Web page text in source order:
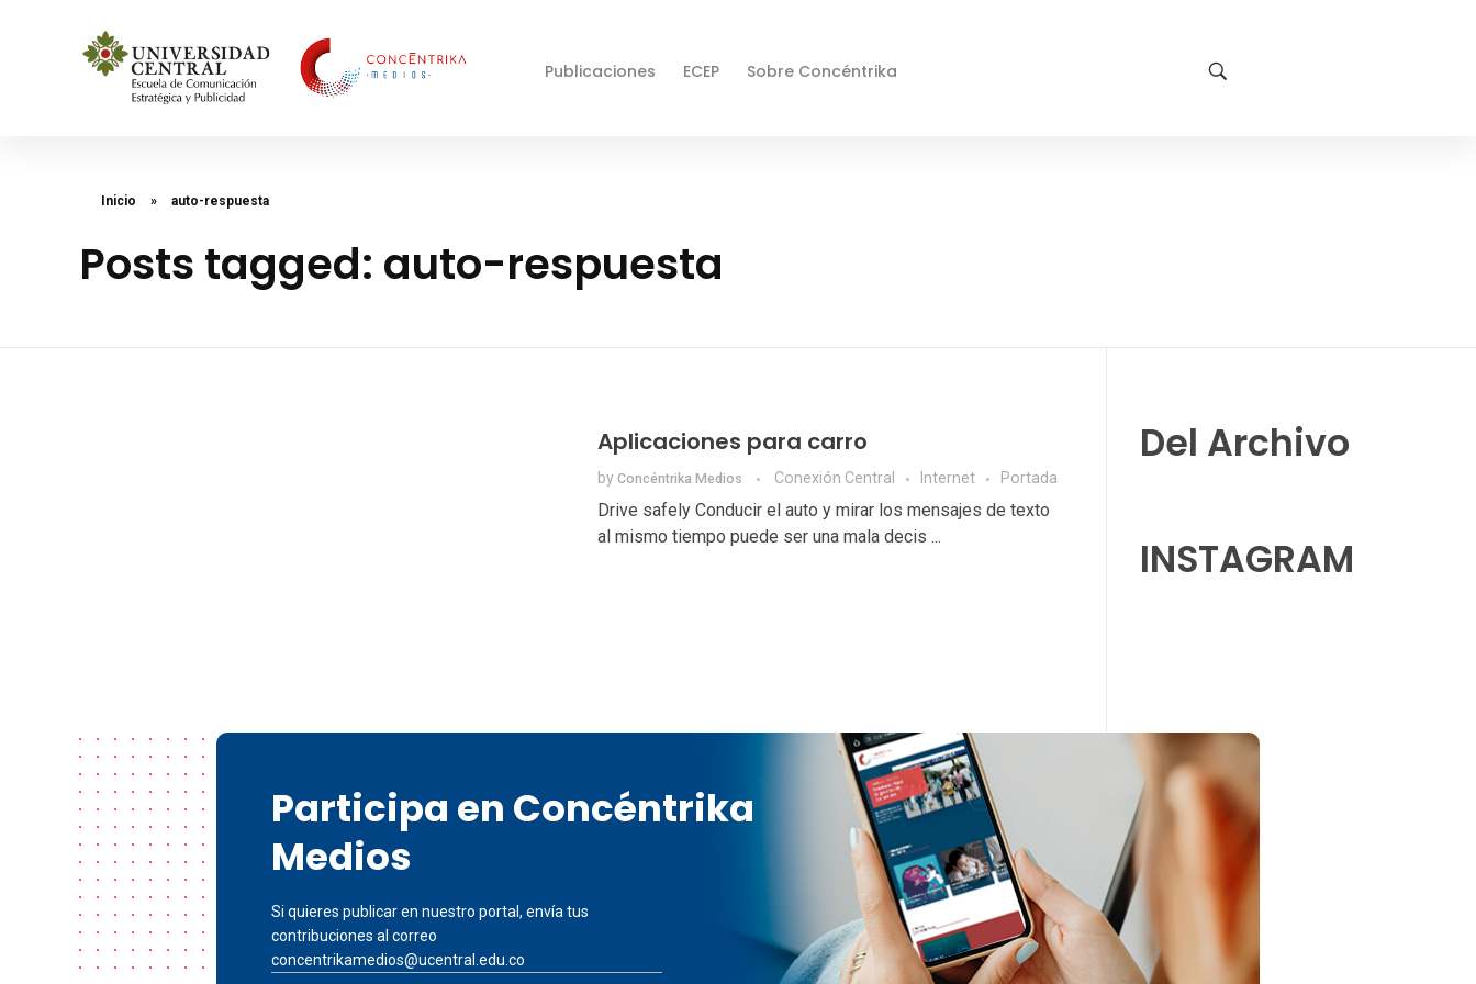
Publicaciones ECEP Sobre Concéntrika
Inicio » auto-respuesta
Posts tagged: auto-respuesta
Aplicaciones para carro
by Concéntrika Medios Conexión Central Internet Portada
Drive safely Conducir el auto y mirar los mensajes de texto
al mismo tiempo puede ser una mala decis ...
Del Archivo
INSTAGRAM
Participa en Concéntrika
Medios
Si quieres publicar en nuestro portal, envía tus
contribuciones al correo
concentrikamedios@ucentral.edu.co